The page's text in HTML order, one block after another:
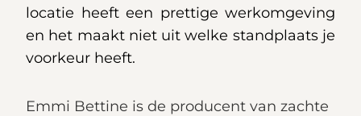
locatie heeft een prettige werkomgeving
en het maakt niet uit welke standplaats je
voorkeur heeft.
Emmi Bettine is de producent van zachte